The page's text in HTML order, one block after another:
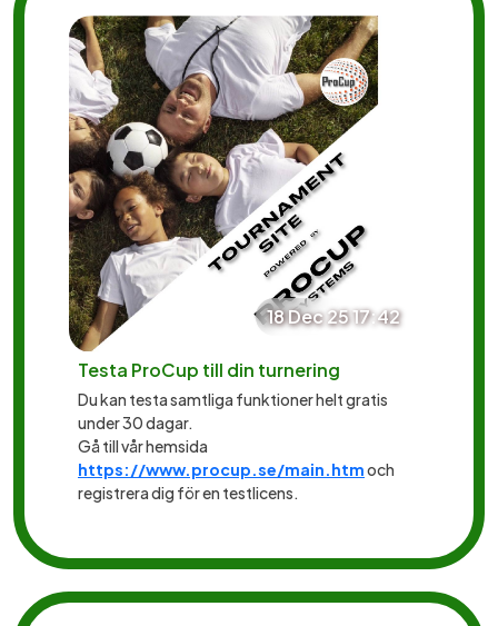
18 Dec 25 17:42
Testa ProCup till din turnering
Du kan testa samtliga funktioner helt gratis
under 30 dagar.
Gå till vår hemsida
https://www.procup.se/main.htmoch
registrera dig för en testlicens.